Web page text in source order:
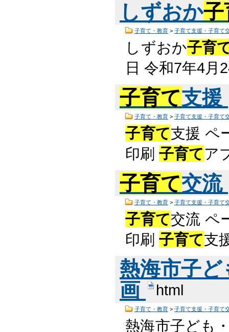
しずおか子
子育て・教育> 子育て支援・子育て
しずおか子育
日 令和7年4
子育て支援
子育て・教育> 子育て支援・子育て
子育て支援 ペ
印刷子育てア
子育て交流
子育て・教育> 子育て支援・子育て
子育て交流 ペ
印刷子育て支
熱海市子ど
画
html
子育て・教育> 子育て支援・子育て
熱海市子ども